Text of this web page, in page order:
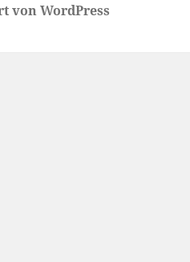
von WordPress